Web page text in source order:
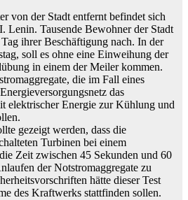
von der Stadt entfernt befindet sich
Lenin. Tausende Bewohner der Stadt
ihrer Beschäftigung nach. In der
soll es ohne eine Einweihung der
in einem der Meiler kommen.
die im Fall eines
das
elektrischer Energie zur Kühlung und
gezeigt werden, dass die
Turbinen bei einem
Zeit zwischen 45 Sekunden und 60
der Notstromaggregate zu
hätte dieser Test
des Kraftwerks stattfinden sollen.